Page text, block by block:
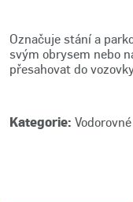
Označuje stání a
svým obrysem nebo
přesahovat do
Kategorie: